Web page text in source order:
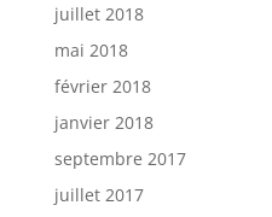
juillet 2018
mai 2018
février 2018
janvier 2018
septembre 2017
juillet 2017